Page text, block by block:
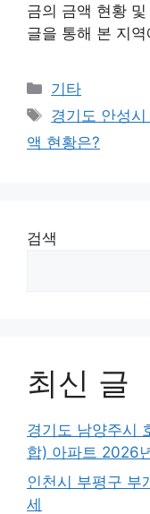
금의 금액 현황
글을 통해 본 지
Categories
기타
Tags
경기도 안성
액 현황은?
검색
최신 글
경기도 남양주시
합) 아파트 2026
인천시 부평구 부
세